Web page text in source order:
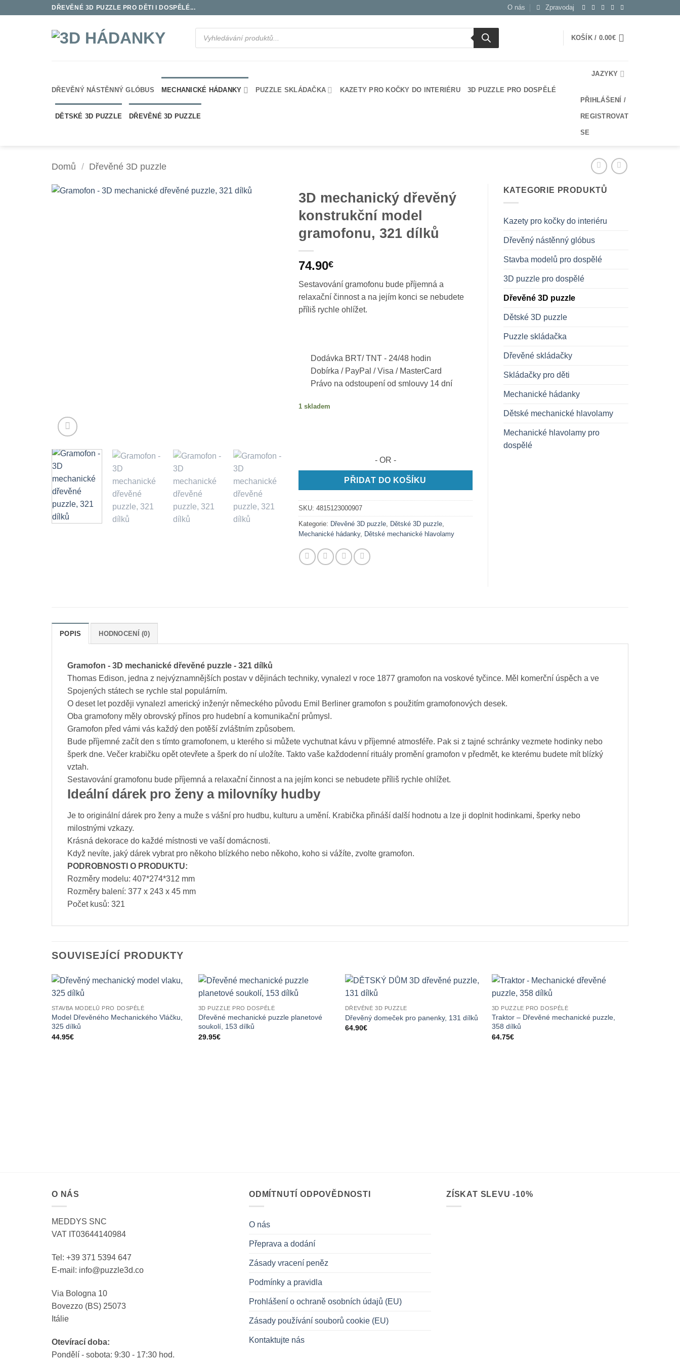
DŘEVĚNÉ 3D PUZZLE PRO DĚTI I DOSPĚLÉ... O nás Zpravodaj
Products
search
KOŠÍK / 0.00€
DŘEVĚNÝ NÁSTĚNNÝ GLÓBUS MECHANICKÉ HÁDANKY PUZZLE SKLÁDAČKA KAZETY PRO KOČKY DO INTERIÉRU 3D PUZZLE PRO DOSPĚLÉ
DĚTSKÉ 3D PUZZLE DŘEVĚNÉ 3D PUZZLE
JAZYKY
PŘIHLÁŠENÍ /
REGISTROVAT
SE
Domů / Dřevěné 3D puzzle
3D mechanický dřevěný
konstrukční model
gramofonu, 321 dílků
74.90€
Sestavování gramofonu bude příjemná a
relaxační činnost a na jejím konci se nebudete
příliš rychle ohlížet.
Dodávka BRT/ TNT -24/48 hodin
Dobírka / PayPal / Visa / MasterCard
Právo na odstoupení od smlouvy 14 dní
1 skladem
- OR -
PŘIDAT DO KOŠÍKU
SKU: 4815123000907
Kategorie: Dřevěné 3D puzzle, Dětské 3D puzzle,
Mechanické hádanky, Dětské mechanické hlavolamy
KATEGORIE PRODUKTŮ
Kazety pro kočky do interiéru
Dřevěný nástěnný glóbus
Stavba modelů pro dospělé
3D puzzle pro dospělé
Dřevěné 3D puzzle
Dětské 3D puzzle
Puzzle skládačka
Dřevěné skládačky
Skládačky pro děti
Mechanické hádanky
Dětské mechanické hlavolamy
Mechanické hlavolamy pro
dospělé
POPIS HODNOCENÍ (0)
Gramofon - 3D mechanické dřevěné puzzle - 321 dílků
Thomas Edison, jedna z nejvýznamnějších postav v dějinách techniky, vynalezl v roce 1877 gramofon na voskové tyčince. Měl komerční úspěch a ve
Spojených státech se rychle stal populárním.
O deset let později vynalezl americký inženýr německého původu Emil Berliner gramofon s použitím gramofonových desek.
Oba gramofony měly obrovský přínos pro hudební a komunikační průmysl.
Gramofon před vámi vás každý den potěší zvláštním způsobem.
Bude příjemné začít den s tímto gramofonem, u kterého si můžete vychutnat kávu v příjemné atmosféře. Pak si z tajné schránky vezmete hodinky nebo
šperk dne. Večer krabičku opět otevřete a šperk do ní uložíte. Takto vaše každodenní rituály promění gramofon v předmět, ke kterému budete mít blízký
vztah.
Sestavování gramofonu bude příjemná a relaxační činnost a na jejím konci se nebudete příliš rychle ohlížet.
Ideální dárek pro ženy a milovníky hudby
Je to originální dárek pro ženy a muže s vášní pro hudbu, kulturu a umění. Krabička přináší další hodnotu a lze ji doplnit hodinkami, šperky nebo
milostnými vzkazy.
Krásná dekorace do každé místnosti ve vaší domácnosti.
Když nevíte, jaký dárek vybrat pro někoho blízkého nebo někoho, koho si vážíte, zvolte gramofon.
PODROBNOSTI O PRODUKTU:
Rozměry modelu: 407*274*312 mm
Rozměry balení: 377 x 243 x 45 mm
Počet kusů: 321
SOUVISEJÍCÍ PRODUKTY
STAVBA MODELŮ PRO DOSPĚLÉ
Model Dřevěného Mechanického Vláčku,
325 dílků
44.95€
3D PUZZLE PRO DOSPĚLÉ
Dřevěné mechanické puzzle planetové
soukolí, 153 dílků
29.95€
DŘEVĚNÉ 3D PUZZLE
Dřevěný domeček pro panenky, 131 dílků
64.90€
3D PUZZLE PRO DOSPĚLÉ
Traktor – Dřevěné mechanické puzzle,
358 dílků
64.75€
O NÁS
MEDDYS SNC
VAT IT03644140984
Tel: +39 371 5394 647
E-mail: info@puzzle3d.co
Via Bologna 10
Bovezzo (BS) 25073
Itálie
Otevírací doba:
Pondělí - sobota: 9:30 - 17:30 hod.
ODMÍTNUTÍ ODPOVĚDNOSTI
O nás
Přeprava a dodání
Zásady vracení peněz
Podmínky a pravidla
Prohlášení o ochraně osobních údajů (EU)
Zásady používání souborů cookie (EU)
Kontaktujte nás
ZÍSKAT SLEVU -10%